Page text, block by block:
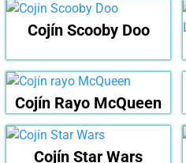
Cojín Scooby Doo
Cojín Rayo McQueen
Cojín Star Wars